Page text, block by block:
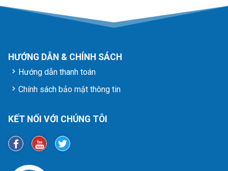
HƯỚNG DẪN & CHÍNH SÁCH
Hướng dẫn thanh toán
Chính sách bảo mật thông tin
KẾT NỐI VỚI CHÚNG TÔI